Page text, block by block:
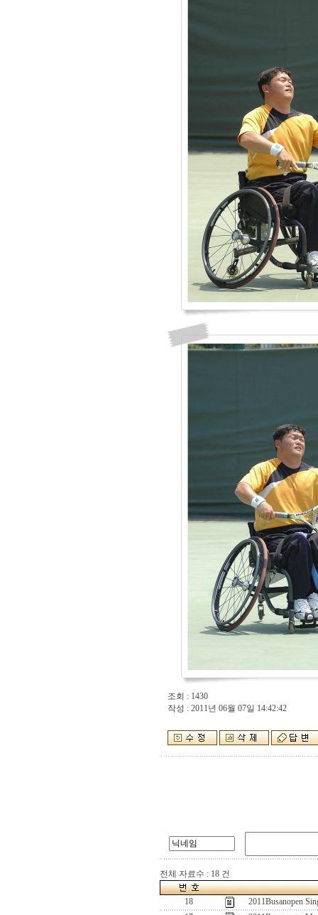
조회 : 1430
작성 : 2011년 06월 07일 14:42:42
전체 자료수 : 18 건
18
2011Busanopen